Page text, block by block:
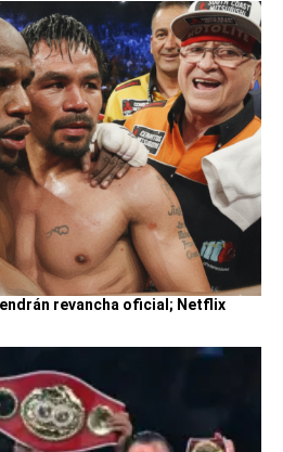
revancha oficial; Netflix